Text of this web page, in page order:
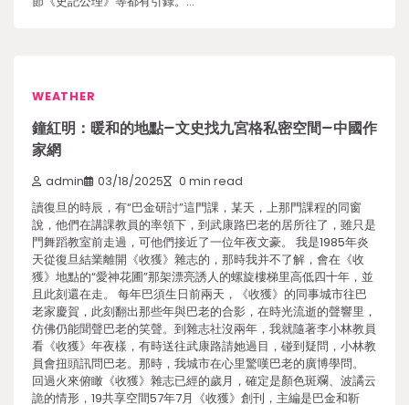
WEATHER
鐘紅明：暖和的地點–文史找九宮格私密空間–中國作
家網
admin 03/18/2025 0 min read
讀復旦的時辰，有“巴金研討”這門課，某天，上那門課程的同窗
說，他們在講課教員的率領下，到武康路巴老的居所往了，雖只是
門舞蹈教室前走過，可他們接近了一位年夜文豪。 我是1985年炎
天從復旦結業離開《收獲》雜志的，那時我并不了解，會在《收
獲》地點的“愛神花圃”那架漂亮誘人的螺旋樓梯里高低四十年，並
且此刻還在走。 每年巴須生日前兩天，《收獲》的同事城市往巴
老家慶賀，此刻翻出那些年與巴老的合影，在時光流逝的聲響里，
仿佛仍能聞聲巴老的笑聲。到雜志社沒兩年，我就隨著李小林教員
看《收獲》年夜樣，有時送往武康路請她過目，碰到疑問，小林教
員會扭頭訊問巴老。那時，我城市在心里驚嘆巴老的廣博學問。
回過火來俯瞰《收獲》雜志已經的歲月，確定是顏色斑斕、波譎云
詭的情形，19共享空間57年7月《收獲》創刊，主編是巴金和靳